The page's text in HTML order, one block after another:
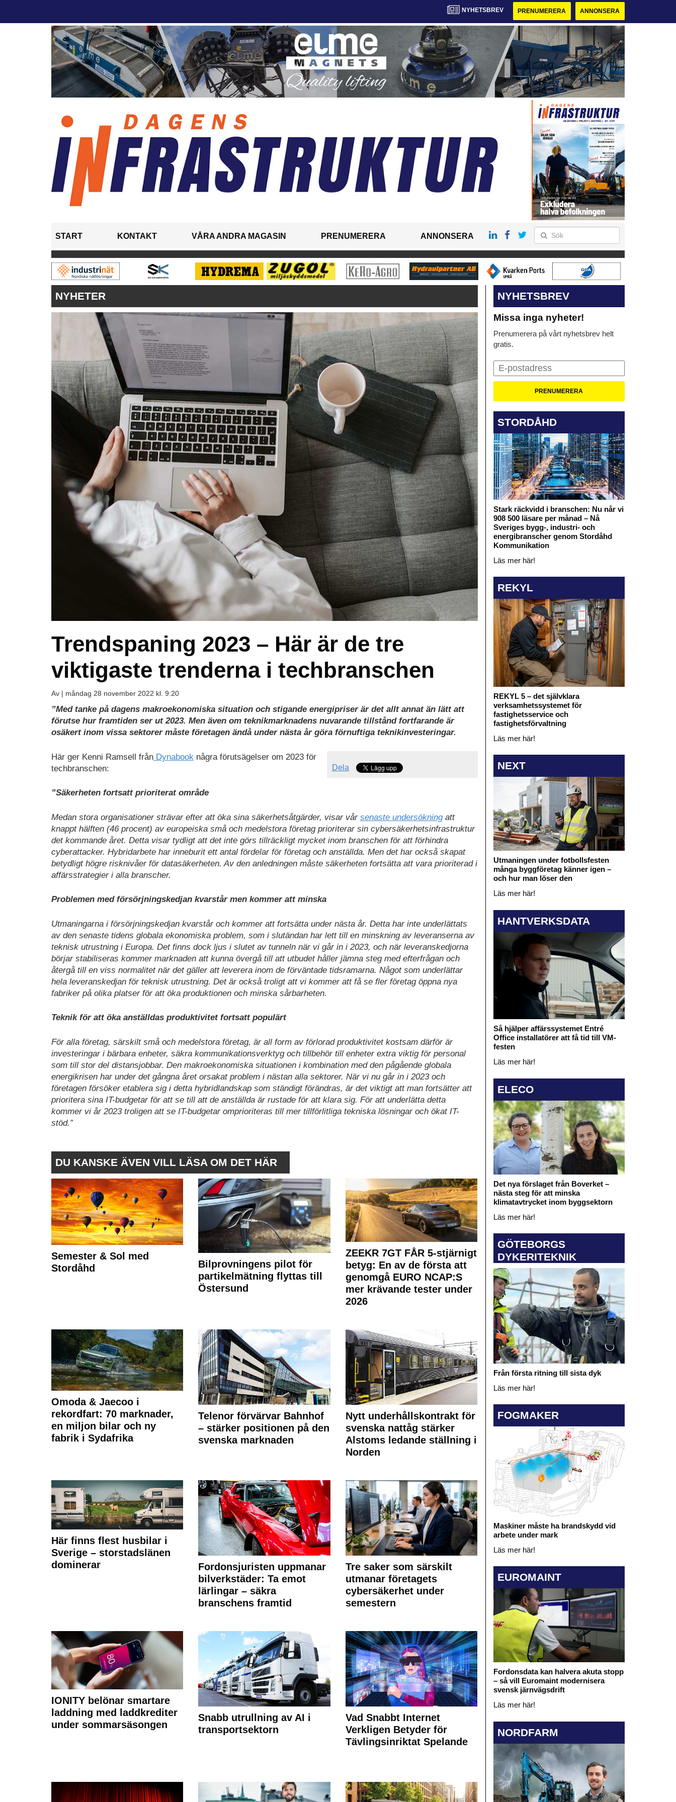
NYHETSBREV PRENUMERERA ANNONSERA
START KONTAKT VÅRA ANDRA MAGASIN PRENUMERERA ANNONSERA
NYHETER
Trendspaning 2023 – Här är de tre
viktigaste trenderna i techbranschen
Av | måndag 28 november 2022 kl. 9:20
”Med tanke på dagens makroekonomiska situation och stigande energipriser är det allt annat än lätt att
förutse hur framtiden ser ut 2023. Men även om teknikmarknadens nuvarande tillstånd fortfarande är
osäkert inom vissa sektorer måste företagen ändå under nästa år göra förnuftiga teknikinvesteringar.
Dela
Här ger Kenni Ramsell från Dynabook några förutsägelser om 2023 för
techbranschen:
”Säkerheten fortsatt prioriterat område
Medan stora organisationer strävar efter att öka sina säkerhetsåtgärder, visar vår senaste undersökningatt
knappt hälften (46 procent) av europeiska små och medelstora företag prioriterar sin cybersäkerhetsinfrastruktur
det kommande året. Detta visar tydligt att det inte görs tillräckligt mycket inom branschen för att förhindra
cyberattacker. Hybridarbete har inneburit ett antal fördelar för företag och anställda. Men det har också skapat
betydligt högre risknivåer för datasäkerheten. Av den anledningen måste säkerheten fortsätta att vara prioriterad i
affärsstrategier i alla branscher.
Problemen med försörjningskedjan kvarstår men kommer att minska
Utmaningarna i försörjningskedjan kvarstår och kommer att fortsätta under nästa år. Detta har inte underlättats
av den senaste tidens globala ekonomiska problem, som i slutändan har lett till en minskning av leveranserna av
teknisk utrustning i Europa. Det finns dock ljus i slutet av tunneln när vi går in i 2023, och när leveranskedjorna
börjar stabiliseras kommer marknaden att kunna övergå till att utbudet håller jämna steg med efterfrågan och
återgå till en viss normalitet när det gäller att leverera inom de förväntade tidsramarna. Något som underlättar
hela leveranskedjan för teknisk utrustning. Det är också troligt att vi kommer att få se fler företag öppna nya
fabriker på olika platser för att öka produktionen och minska sårbarheten.
Teknik för att öka anställdas produktivitet fortsatt populärt
För alla företag, särskilt små och medelstora företag, är all form av förlorad produktivitet kostsam därför är
investeringar i bärbara enheter, säkra kommunikationsverktyg och tillbehör till enheter extra viktig för personal
som till stor del distansjobbar. Den makroekonomiska situationen i kombination med den pågående globala
energikrisen har under det gångna året orsakat problem i nästan alla sektorer. När vi nu går in i 2023 och
företagen försöker etablera sig i detta hybridlandskap som ständigt förändras, är det viktigt att man fortsätter att
prioritera sina IT-budgetar för att se till att de anställda är rustade för att klara sig. För att underlätta detta
kommer vi år 2023 troligen att se IT-budgetar omprioriteras till mer tillförlitliga tekniska lösningar och ökat IT-
stöd.”
DU KANSKE ÄVEN VILL LÄSA OM DET HÄR
Semester & Sol med
Stordåhd
Bilprovningens pilot för
partikelmätning flyttas till
Östersund
ZEEKR 7GT FÅR 5-stjärnigt
betyg: En av de första att
genomgå EURO NCAP:S
mer krävande tester under
2026
Omoda & Jaecoo i
rekordfart: 70 marknader,
en miljon bilar och ny
fabrik i Sydafrika
Telenor förvärvar Bahnhof
– stärker positionen på den
svenska marknaden
Nytt underhållskontrakt för
svenska nattåg stärker
Alstoms ledande ställning i
Norden
Här finns flest husbilar i
Sverige – storstadslänen
dominerar
Fordonsjuristen uppmanar
bilverkstäder: Ta emot
lärlingar – säkra
branschens framtid
Tre saker som särskilt
utmanar företagets
cybersäkerhet under
semestern
IONITY belönar smartare
laddning med laddkrediter
under sommarsäsongen
Snabb utrullning av AI i
transportsektorn
Vad Snabbt Internet
Verkligen Betyder för
Tävlingsinriktat Spelande
NYHETSBREV
Missa inga nyheter!
Prenumerera på vårt nyhetsbrev helt
gratis.
STORDÅHD
Stark räckvidd i branschen: Nu når vi
908 500 läsare per månad – Nå
Sveriges bygg-, industri- och
energibranscher genom Stordåhd
Kommunikation
Läs mer här!
REKYL
REKYL 5 – det självklara
verksamhetssystemet för
fastighetsservice och
fastighetsförvaltning
Läs mer här!
NEXT
Utmaningen under fotbollsfesten
många byggföretag känner igen –
och hur man löser den
Läs mer här!
HANTVERKSDATA
Så hjälper affärssystemet Entré
Office installatörer att få tid till VM-
festen
Läs mer här!
ELECO
Det nya förslaget från Boverket –
nästa steg för att minska
klimatavtrycket inom byggsektorn
Läs mer här!
GÖTEBORGS
DYKERITEKNIK
Från första ritning till sista dyk
Läs mer här!
FOGMAKER
Maskiner måste ha brandskydd vid
arbete under mark
Läs mer här!
EUROMAINT
Fordonsdata kan halvera akuta stopp
– så vill Euromaint modernisera
svensk järnvägsdrift
Läs mer här!
NORDFARM